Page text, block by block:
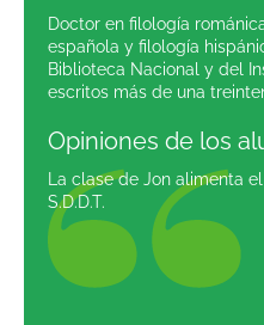
Doctor en filología
española y filología
Biblioteca Nacional y del
escritos más de una
Opiniones de los
La clase de Jon alimenta
S.D.D.T.